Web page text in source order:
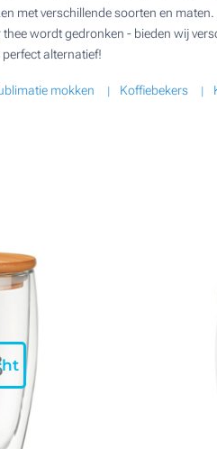
met verschillende soorten en maten.
wordt gedronken - bieden wij
perfect alternatief!
mokken Koffiebekers